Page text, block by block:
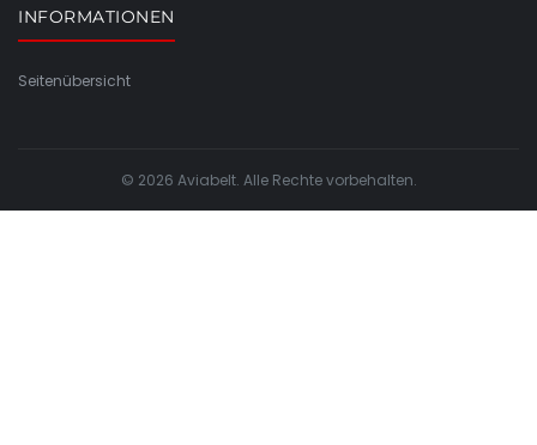
INFORMATIONEN
Seitenübersicht
© 2026 Aviabelt. Alle Rechte vorbehalten.